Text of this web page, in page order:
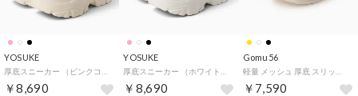
YOSUKE
￥8,690
YOSUKE
￥8,690
Gomu56
￥7,590